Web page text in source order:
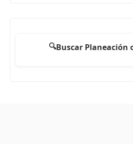
🔍Buscar Planeación